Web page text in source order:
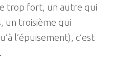
trop fort, un autre qui
un troisième qui
l’épuisement), c’est